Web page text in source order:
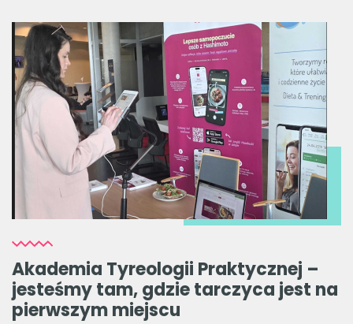
Akademia Tyreologii Praktycznej –
jesteśmy tam, gdzie tarczyca jest na
pierwszym miejscu